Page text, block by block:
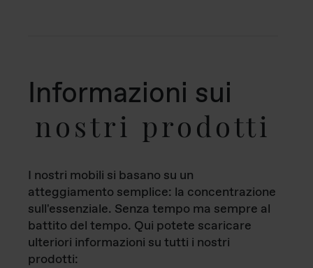
Informazioni sui
nostri prodotti
I nostri mobili si basano su un
atteggiamento semplice: la concentrazione
sull'essenziale. Senza tempo ma sempre al
battito del tempo. Qui potete scaricare
ulteriori informazioni su tutti i nostri
prodotti: